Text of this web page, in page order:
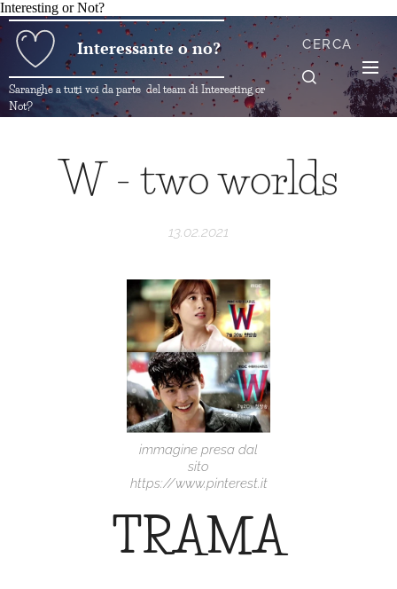
Interesting or Not?
Interessante o no?
Saranghe a tutti voi da parte del team di Interesting or
Not?
CERCA
W - two worlds
13.02.2021
immagine presa dal
sito
https://www.pinterest.it
TRAMA